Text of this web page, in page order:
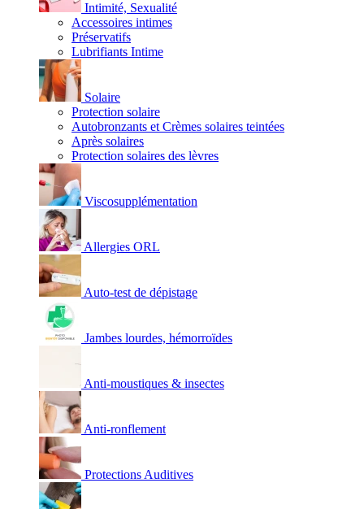
Intimité, Sexualité
Accessoires intimes
Préservatifs
Lubrifiants Intime
Solaire
Protection solaire
Autobronzants et Crèmes solaires teintées
Après solaires
Protection solaires des lèvres
Viscosupplémentation
Allergies ORL
Auto-test de dépistage
Jambes lourdes, hémorroïdes
Anti-moustiques & insectes
Anti-ronflement
Protections Auditives